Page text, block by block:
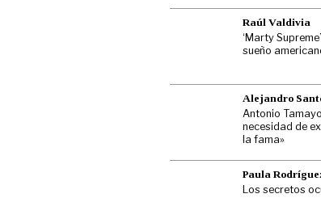
Raúl Valdivia
‘Marty
sueño
Alejandro
Antonio
necesidad de
la fama»
Paula
Los secretos